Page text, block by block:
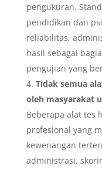
pengukuran.
pendidikan dan
reliabilitas,
hasil sebagai
pengujian yang
Tidak semua
oleh masyarakat
Beberapa alat tes
profesional yang
kewenangan
administrasi,